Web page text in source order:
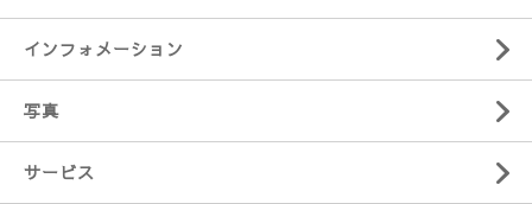
インフォメーション
写真
サービス